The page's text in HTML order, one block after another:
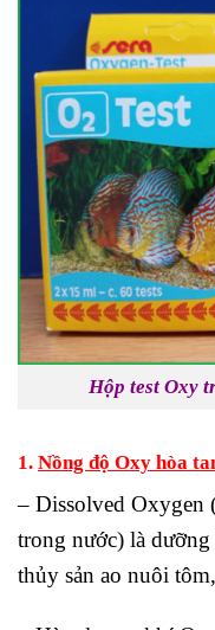
Hộp test Oxy
1. Nồng độ Oxy hòa
– Dissolved Oxygen
trong nước) là
thủy sản ao nuôi